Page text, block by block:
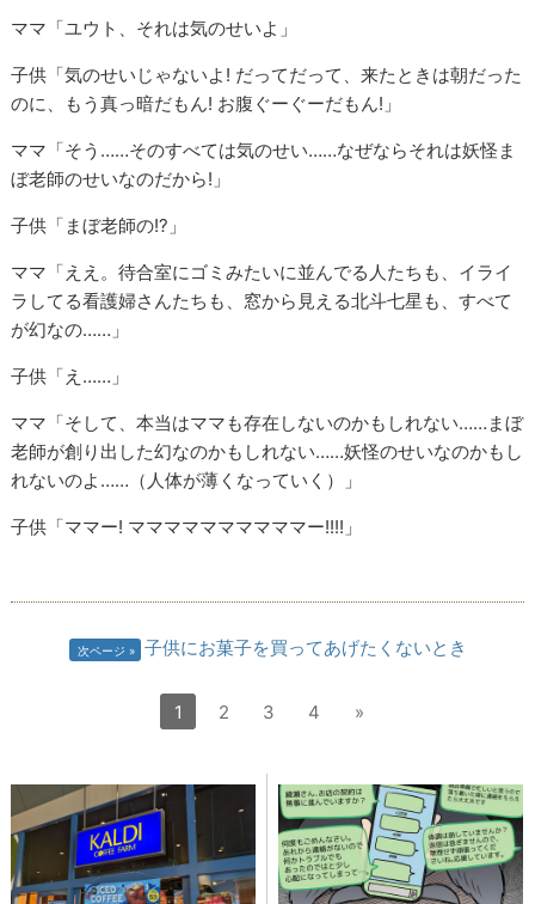
ママ「ユウト、それは気のせいよ」
子供「気のせいじゃないよ! だってだって、来たときは朝だった
のに、もう真っ暗だもん! お腹ぐーぐーだもん!」
ママ「そう……そのすべては気のせい……なぜならそれは妖怪ま
ぼ老師のせいなのだから!」
子供「まぼ老師の!?」
ママ「ええ。待合室にゴミみたいに並んでる人たちも、イライ
ラしてる看護婦さんたちも、窓から見える北斗七星も、すべて
が幻なの……」
子供「え……」
ママ「そして、本当はママも存在しないのかもしれない……まぼ
老師が創り出した幻なのかもしれない……妖怪のせいなのかもし
れないのよ……（人体が薄くなっていく）」
子供「ママー! ママママママママママー!!!!」
次ページ 子供にお菓子を買ってあげたくないとき
1 2 3 4 »